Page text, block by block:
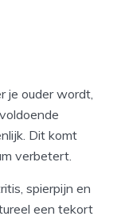
je ouder wordt,
Dit komt
verbetert.
spierpijn en
een tekort